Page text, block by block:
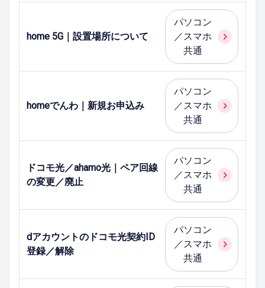
home 5G｜設置場所について
パソコン
／スマホ
共通
homeでんわ｜新規お申込み
パソコン
／スマホ
共通
ドコモ光／ahamo光｜ペア回線
の変更／廃止
パソコン
／スマホ
共通
dアカウントのドコモ光契約ID
登録／解除
パソコン
／スマホ
共通